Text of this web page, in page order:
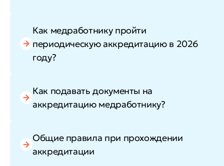
Как медработнику пройти
периодическую аккредитацию в 2026
году?
Как подавать документы на
аккредитацию медработнику?
Общие правила при прохождении
аккредитации